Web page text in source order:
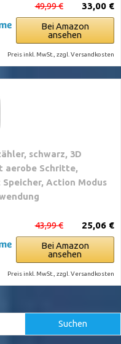
33,00 €
49,99 €
Bei Amazon
ansehen
Preis inkl. MwSt., zzgl. Versandkosten
schwarz, 3D
aerobe Schritte,
Action Modus
25,06 €
43,99 €
Bei Amazon
ansehen
Preis inkl. MwSt., zzgl. Versandkosten
Suchen